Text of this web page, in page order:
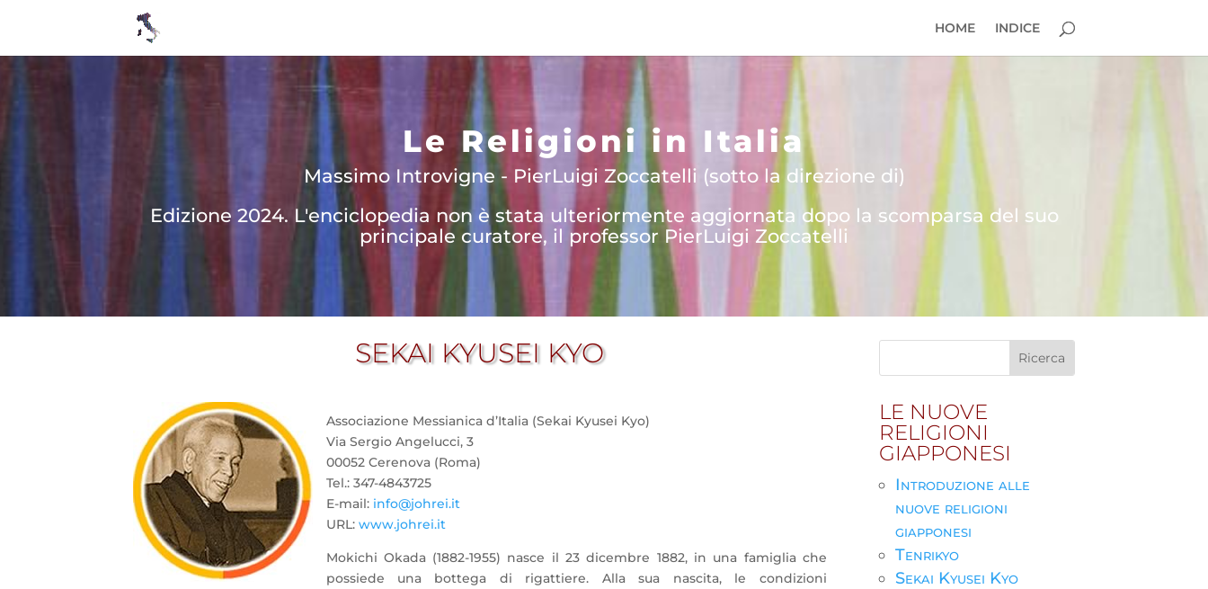
HOME INDICE
Le Religioni in Italia
Massimo Introvigne - PierLuigi Zoccatelli (sotto la direzione di)
Edizione 2024. L'enciclopedia non è stata ulteriormente aggiornata dopo la scomparsa del suo
principale curatore, il professor PierLuigi Zoccatelli
SEKAI KYUSEI KYO
Associazione Messianica d’Italia (Sekai Kyusei Kyo)
Via Sergio Angelucci, 3
00052 Cerenova (Roma)
Tel.: 347-4843725
E-mail: info@johrei.it
URL: www.johrei.it
Mokichi Okada (1882-1955) nasce il 23 dicembre 1882, in una famiglia che
possiede una bottega di rigattiere. Alla sua nascita, le condizioni
LE NUOVE
RELIGIONI
GIAPPONESI
Introduzione alle
nuove religioni
giapponesi
Tenrikyo
Sekai Kyusei Kyo